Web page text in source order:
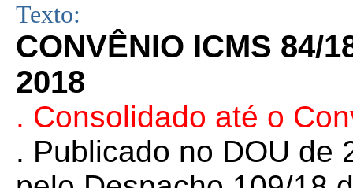
Texto:
CONVÊNIO ICMS 84/
2018
. Consolidado até o
. Publicado no DOU de